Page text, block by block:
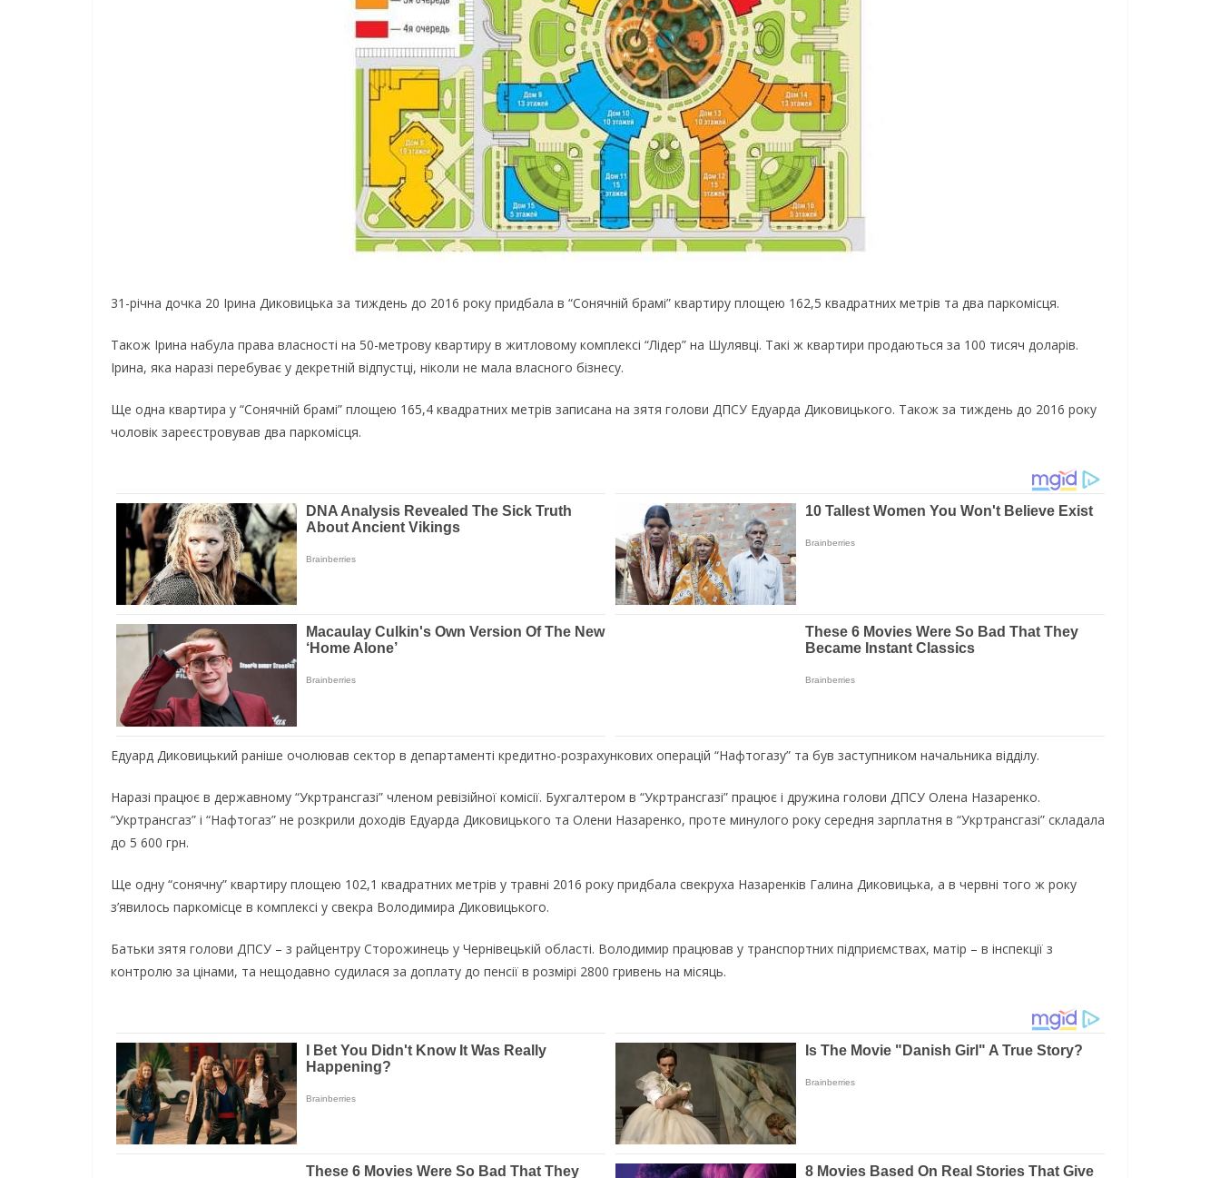
31-річна дочка 20 Ірина Диковицька за тиждень до 2016 року придбала в “Сонячній брамі” квартиру площею 162,5 квадратних метрів та два паркомісця.
Також Ірина набула права власності на 50-метрову квартиру в житловому комплексі “Лідер” на Шулявці. Такі ж квартири продаються за 100 тисяч доларів.
Ірина, яка наразі перебуває у декретній відпустці, ніколи не мала власного бізнесу.
Ще одна квартира у “Сонячній брамі” площею 165,4 квадратних метрів записана на зятя голови ДПСУ Едуарда Диковицького. Також за тиждень до 2016 року
чоловік зареєстровував два паркомісця.
Едуард Диковицький раніше очолював сектор в департаменті кредитно-розрахункових операцій “Нафтогазу” та був заступником начальника відділу.
Наразі працює в державному “Укртрансгазі” членом ревізійної комісії. Бухгалтером в “Укртрансгазі” працює і дружина голови ДПСУ Олена Назаренко.
“Укртрансгаз” і “Нафтогаз” не розкрили доходів Едуарда Диковицького та Олени Назаренко, проте минулого року середня зарплатня в “Укртрансгазі” складала
до 5 600 грн.
Ще одну “сонячну” квартиру площею 102,1 квадратних метрів у травні 2016 року придбала свекруха Назаренків Галина Диковицька, а в червні того ж року
з’явилось паркомісце в комплексі у свекра Володимира Диковицького.
Батьки зятя голови ДПСУ – з райцентру Сторожинець у Чернівецькій області. Володимир працював у транспортних підприємствах, матір – в інспекції з
контролю за цінами, та нещодавно судилася за доплату до пенсії в розмірі 2800 гривень на місяць.